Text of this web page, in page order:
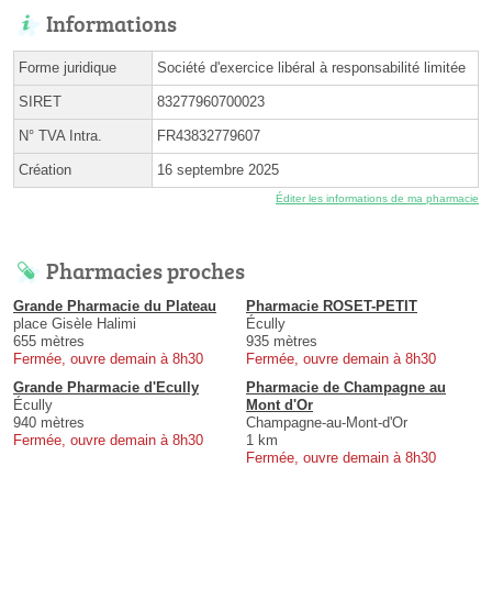
Informations
Forme juridique Société d'exercice libéral à responsabilité limitée
SIRET 83277960700023
N° TVA Intra. FR43832779607
Création 16 septembre 2025
Éditer les informations de ma pharmacie
Pharmacies proches
Grande Pharmacie du Plateau
place Gisèle Halimi
655 mètres
Fermée, ouvre demain à 8h30
Pharmacie ROSET-PETIT
Écully
935 mètres
Fermée, ouvre demain à 8h30
Grande Pharmacie d'Ecully
Écully
940 mètres
Fermée, ouvre demain à 8h30
Pharmacie de Champagne au
Mont d'Or
Champagne-au-Mont-d'Or
1 km
Fermée, ouvre demain à 8h30